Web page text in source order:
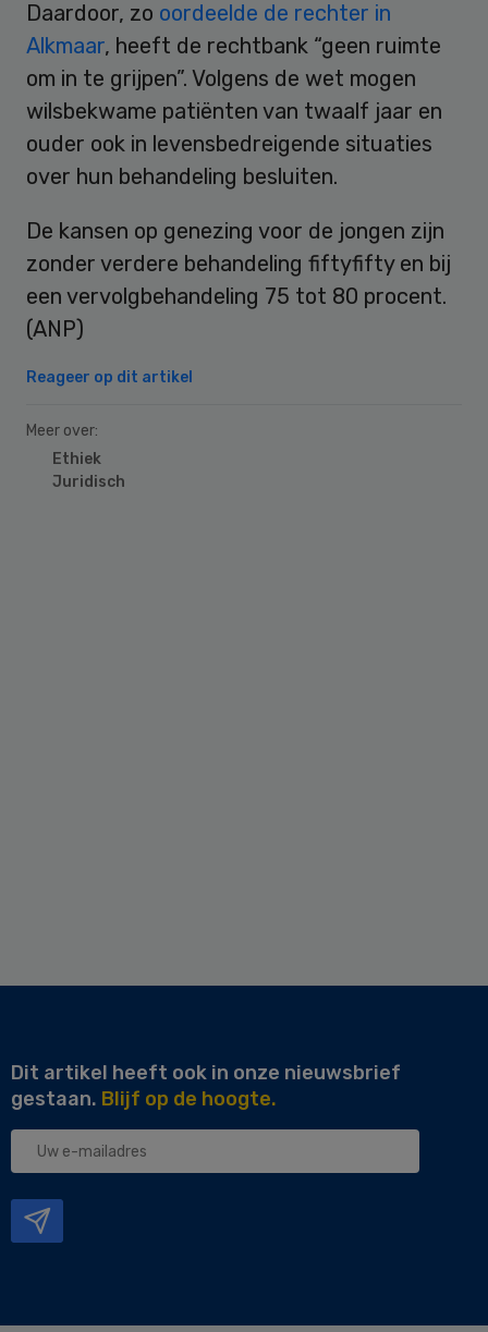
Daardoor, zo oordeelde de rechter in
Alkmaar, heeft de rechtbank “geen ruimte
om in te grijpen”. Volgens de wet mogen
wilsbekwame patiënten van twaalf jaar en
ouder ook in levensbedreigende situaties
over hun behandeling besluiten.
De kansen op genezing voor de jongen zijn
zonder verdere behandeling fiftyfifty en bij
een vervolgbehandeling 75 tot 80 procent.
(ANP)
Reageer op dit artikel
Meer over:
Ethiek
Juridisch
Dit artikel heeft ook in onze nieuwsbrief
gestaan. Blijf op de hoogte.
Uw